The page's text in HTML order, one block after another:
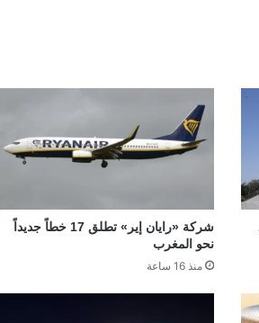
شركة «رايان إير» تطلق 17 خطاً جديداً
نحو المغرب
منذ 16 ساعة